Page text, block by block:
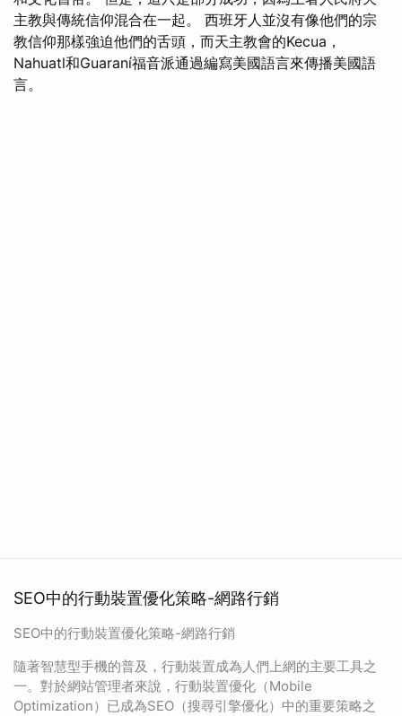
主教與傳統信仰混合在一起。 西班牙人並沒有像他們的宗
教信仰那樣強迫他們的舌頭，而天主教會的Kecua，
Nahuatl和Guaraní福音派通過編寫美國語言來傳播美國語
言。
SEO中的行動裝置優化策略-網路行銷
SEO中的行動裝置優化策略-網路行銷
隨著智慧型手機的普及，行動裝置成為人們上網的主要工具之
一。對於網站管理者來說，行動裝置優化（Mobile
Optimization）已成為SEO（搜尋引擎優化）中的重要策略之